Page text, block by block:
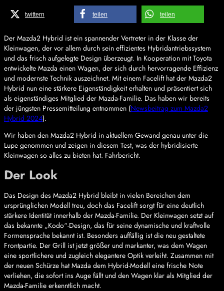
twittern teilen teilen
Der Mazda2 Hybrid ist ein spannender Vertreter in der Klasse der
Kleinwagen, der vor allem durch sein effizientes Hybridantriebssystem
und das frisch aufgelegte Design überzeugt. In Kooperation mit Toyota
entwickelte Mazda einen Wagen, der sich durch hervorragende Effizienz
und modernste Technik auszeichnet. Mit einem Facelift hat der Mazda2
Hybrid nun eine stärkere Eigenständigkeit erhalten und präsentiert sich
als eigenständiges Mitglied der Mazda-Familie. Das haben wir bereits
der jüngsten Pressemitteilung entnommen (Newsbeitrag zum Mazda2
Hybrid 2024).
Wir haben den Mazda2 Hybrid in aktuellem Gewand genau unter die
Lupe genommen und zeigen in diesem Test, was der hybridisierte
Kleinwagen so alles zu bieten hat. Fahrbericht.
Der Look
Das Design des Mazda2 Hybrid bleibt in vielen Bereichen dem
ursprünglichen Modell treu, doch das Facelift sorgt für eine deutlich
stärkere Identität innerhalb der Mazda-Familie. Der Kleinwagen setzt auf
das bekannte „Kodo“-Design, das für seine dynamische und kraftvolle
Formensprache bekannt ist. Besonders auffällig ist die neu gestaltete
Frontpartie. Der Grill ist jetzt größer und markanter, was dem Wagen
eine sportlichere und zugleich elegantere Optik verleiht. Zusammen mit
der neuen Schürze hat Mazda dem Hybrid-Modell eine frische Note
verliehen, die sofort ins Auge fällt und den Wagen klar als Mitglied der
Mazda-Familie erkenntlich macht.